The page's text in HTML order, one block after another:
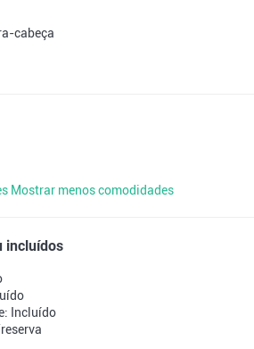
cabeça
Mostrar menos comodidades
incluídos
Incluído